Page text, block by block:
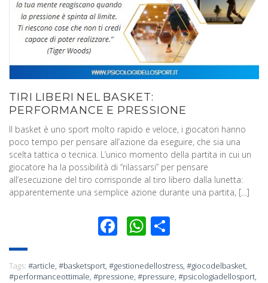
TIRI LIBERI NEL BASKET:
PERFORMANCE E PRESSIONE
Il basket è uno sport molto rapido e veloce, i giocatori hanno
poco tempo per pensare all’azione da eseguire, che sia una
scelta tattica o tecnica. L’unico momento della partita in cui un
giocatore ha la possibilità di “rilassarsi” per pensare
all’esecuzione del tiro corrisponde al tiro libero dalla lunetta:
apparentemente una semplice azione durante una partita, […]
Facebook
WhatsApp
Tags: #article, #basketsport, #gestionedellostress, #giocodelbasket,
#performanceottimale, #pressione, #pressure, #psicologiadellosport,